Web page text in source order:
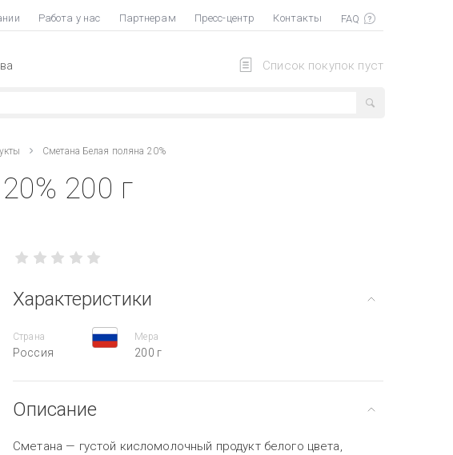
Работа у нас Партнерам Пресс-центр Контакты
Список покупок пуст
Сметана Белая поляна 20%
200 г
Характеристики
Страна
Россия
Мера
200 г
Описание
Сметана — густой кисломолочный продукт белого цвета,